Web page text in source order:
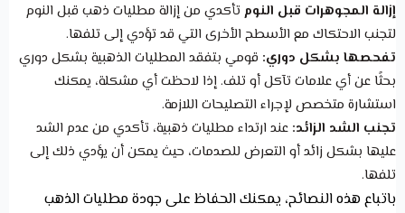
إزالة المجوهرات قبل النوم تأكدي من إزالة مطليات ذهب قبل النوم
لتجنب الاحتكاك مع الأسطح الأخرى التي قد تؤدي إلى تلفها.
تفحصها بشكل دوري: قومي بتفقد المطليات الذهبية بشكل دوري
بحثًا عن أي علامات تآكل أو تلف. إذا لاحظت أي مشكلة، يمكنك
استشارة متخصص لإجراء التصليحات اللازمة.
تجنب الشد الزائد: عند ارتداء مطليات ذهبية، تأكدي من عدم الشد
عليها بشكل زائد أو التعرض للصدمات، حيث يمكن أن يؤدي ذلك إلى
تلفها.
باتباع هذه النصائح، يمكنك الحفاظ على جودة مطليات الذهب